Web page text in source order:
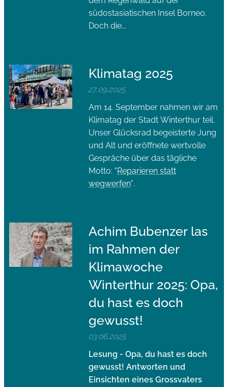
südostasiatischen Insel Borneo.
Doch die...
Klimatag 2025
27.09.2025
Am 14. September nahmen wir am
Klimatag der Stadt Winterthur teil.
Unser Glücksrad begeisterte Jung
und Alt und eröffnete wertvolle
Gespräche über das tägliche
Motto: "Reparieren statt
wegwerfen".
Achim Bubenzer las
im Rahmen der
Klimawoche
Winterthur 2025: Opa,
du hast es doch
gewusst!
03.06.2025
Lesung - Opa, du hast es doch
gewusst! Antworten und
Einsichten eines Grossvaters